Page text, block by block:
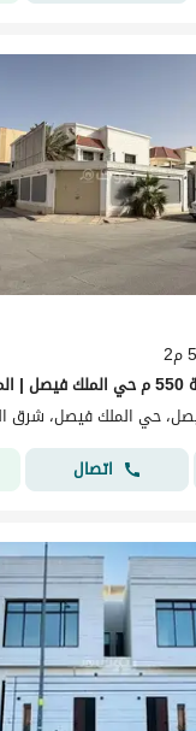
|
حي الملك فيصل، شرق
اتصال